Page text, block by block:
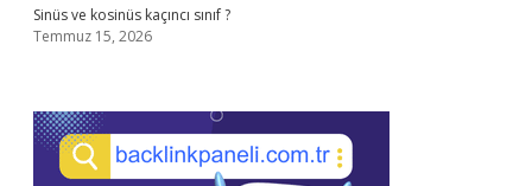
Sinüs ve kosinüs kaçıncı sınıf ?
Temmuz 15, 2026